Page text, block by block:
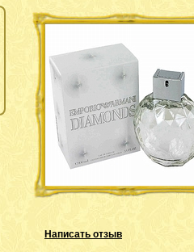
Написать отзыв